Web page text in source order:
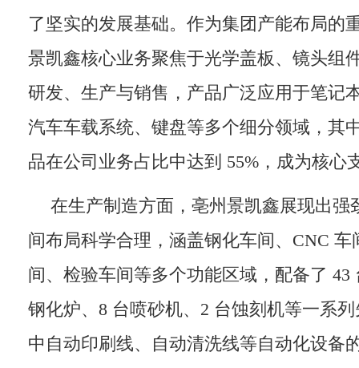
了坚实的发展基础。作为集团产能布局的
景凯鑫核心业务聚焦于光学盖板、镜头组
研发、生产与销售，产品广泛应用于笔记
汽车车载系统、键盘等多个细分领域，其
品在公司业务占比中达到 55%，成为核心
在生产制造方面，亳州景凯鑫展现出强
间布局科学合理，涵盖钢化车间、CNC 车
间、检验车间等多个功能区域，配备了 43
钢化炉、8 台喷砂机、2 台蚀刻机等一系
中自动印刷线、自动清洗线等自动化设备